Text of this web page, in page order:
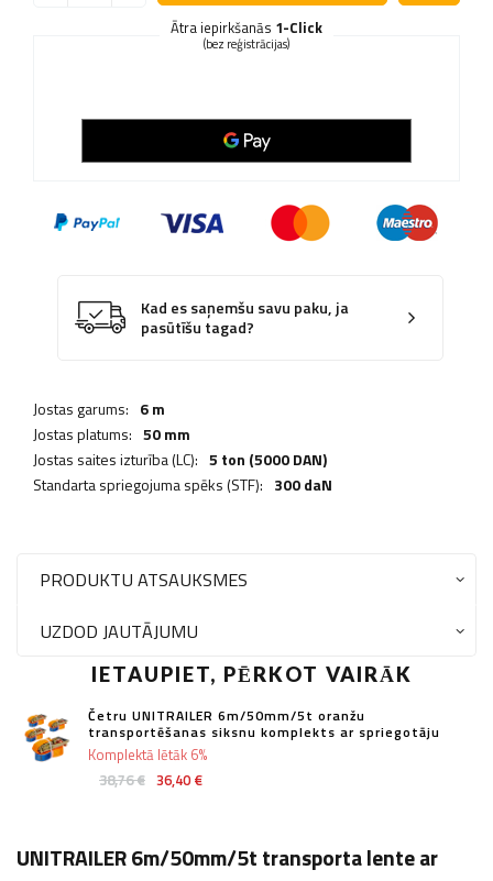
Ātra iepirkšanās 1-Click
(bez reģistrācijas)
Kad es saņemšu savu paku, ja
pasūtīšu tagad?
Jostas garums: 6 m
Jostas platums: 50 mm
Jostas saites izturība (LC): 5 ton (5000 DAN)
Standarta spriegojuma spēks (STF): 300 daN
PRODUKTU ATSAUKSMES
UZDOD JAUTĀJUMU
IETAUPIET, PĒRKOT VAIRĀK
Četru UNITRAILER 6m/50mm/5t oranžu
transportēšanas siksnu komplekts ar spriegotāju
38,76 € 36,40 €
Komplektā lētāk 6%
UNITRAILER 6m/50mm/5t transporta lente ar